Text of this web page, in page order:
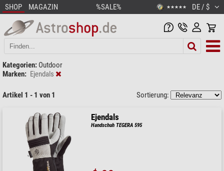
SHOP MAGAZIN %SALE% ★★★★★ DE / $
Kategorien: Outdoor
Marken: Ejendals
Artikel 1 - 1 von 1 Sortierung:
Ejendals
Handschuh TEGERA 595